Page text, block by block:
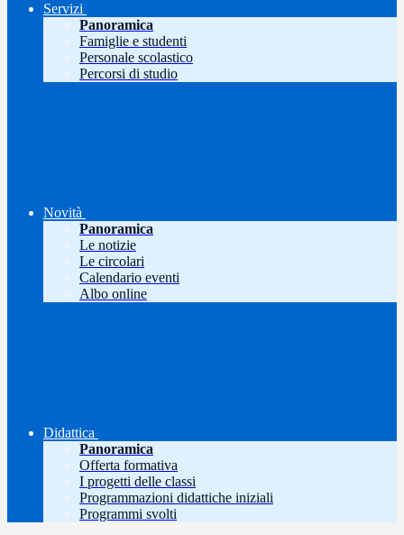
Servizi
Panoramica
Famiglie e studenti
Personale scolastico
Percorsi di studio
Novità
Panoramica
Le notizie
Le circolari
Calendario eventi
Albo online
Didattica
Panoramica
Offerta formativa
I progetti delle classi
Programmazioni didattiche iniziali
Programmi svolti